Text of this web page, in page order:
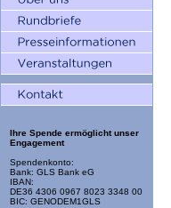
Ihre Spende ermöglicht unser
Engagement
Spendenkonto:
Bank: GLS Bank eG
IBAN:
DE36 4306 0967 8023 3348 00
BIC: GENODEM1GLS